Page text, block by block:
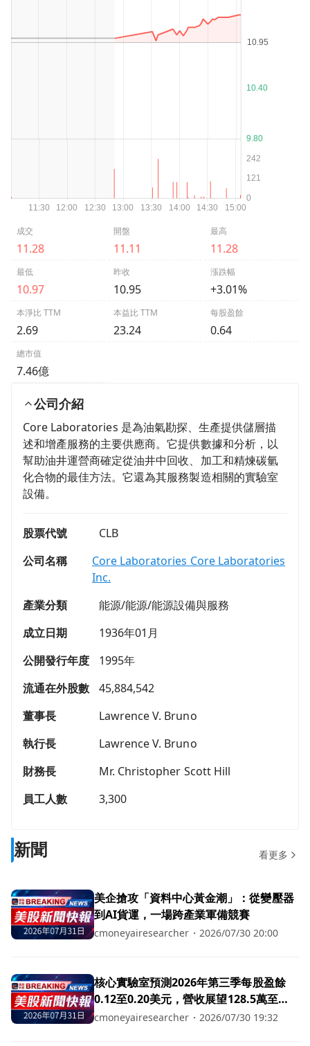
成交
11.28
開盤
11.11
最高
11.28
最低
10.97
昨收
10.95
漲跌幅
+3.01%
本淨比 TTM
2.69
本益比 TTM
23.24
每股盈餘
0.64
總市值
7.46億
公司介紹
Core Laboratories 是為油氣勘探、生產提供儲層描
述和增產服務的主要供應商。它提供數據和分析，以
幫助油井運營商確定從油井中回收、加工和精煉碳氫
化合物的最佳方法。它還為其服務製造相關的實驗室
設備。
股票代號
CLB
公司名稱
Core Laboratories Core Laboratories
Inc.
產業分類
能源/能源/能源設備與服務
成立日期
1936年01月
公開發行年度
1995年
流通在外股數
45,884,542
董事長
Lawrence V. Bruno
執行長
Lawrence V. Bruno
財務長
Mr. Christopher Scott Hill
員工人數
3,300
新聞 看更多
美企搶攻「資料中心黃金潮」：從變壓器
到AI貨運，一場跨產業軍備競賽
cmoneyairesearcher ・ 2026/07/30 20:00
核心實驗室預測2026年第三季每股盈餘
0.12至0.20美元，營收展望128.5萬至
135.5萬美元
cmoneyairesearcher ・ 2026/07/30 19:32